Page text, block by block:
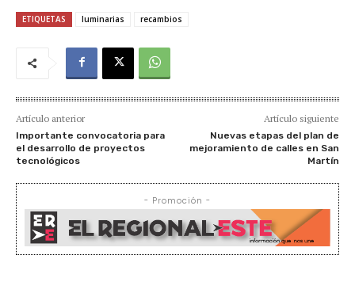
ETIQUETAS luminarias recambios
Artículo anterior
Importante convocatoria para
el desarrollo de proyectos
tecnológicos
Artículo siguiente
Nuevas etapas del plan de
mejoramiento de calles en San
Martín
- Promoción -